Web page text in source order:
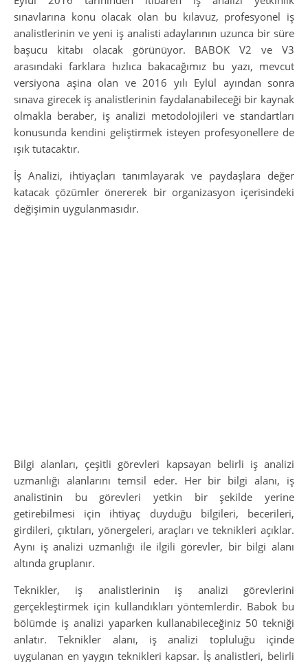
sınavlarına konu olacak olan bu kılavuz, profesyonel iş
analistlerinin ve yeni iş analisti adaylarının uzunca bir süre
başucu kitabı olacak görünüyor. BABOK V2 ve V3
arasındaki farklara hızlıca bakacağımız bu yazı, mevcut
versiyona aşina olan ve 2016 yılı Eylül ayından sonra
sınava girecek iş analistlerinin faydalanabileceği bir kaynak
olmakla beraber, iş analizi metodolojileri ve standartları
konusunda kendini geliştirmek isteyen profesyonellere de
ışık tutacaktır.
İş Analizi, ihtiyaçları tanımlayarak ve paydaşlara değer
katacak çözümler önererek bir organizasyon içerisindeki
değişimin uygulanmasıdır.
Bilgi alanları, çeşitli görevleri kapsayan belirli iş analizi
uzmanlığı alanlarını temsil eder. Her bir bilgi alanı, iş
analistinin bu görevleri yetkin bir şekilde yerine
getirebilmesi için ihtiyaç duyduğu bilgileri, becerileri,
girdileri, çıktıları, yönergeleri, araçları ve teknikleri açıklar.
Aynı iş analizi uzmanlığı ile ilgili görevler, bir bilgi alanı
altında gruplanır.
Teknikler, iş analistlerinin iş analizi görevlerini
gerçekleştirmek için kullandıkları yöntemlerdir. Babok bu
bölümde iş analizi yaparken kullanabileceğiniz 50 tekniği
anlatır. Teknikler alanı, iş analizi topluluğu içinde
uygulanan en yaygın teknikleri kapsar. İş analistleri, belirli